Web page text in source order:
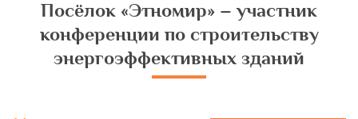
Посёлок «Этномир» – участник
конференции по строительству
энергоэффективных зданий